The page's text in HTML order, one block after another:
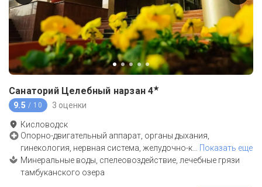
Санаторий Целебный нарзан 4★
9.5 / 10 3 оценки
Кисловодск
Опорно-двигательный аппарат, органы дыхания,
гинекология, нервная система, желудочно-к… Показать еще
Минеральные воды, спелеовоздействие, лечебные грязи
тамбуканского озера